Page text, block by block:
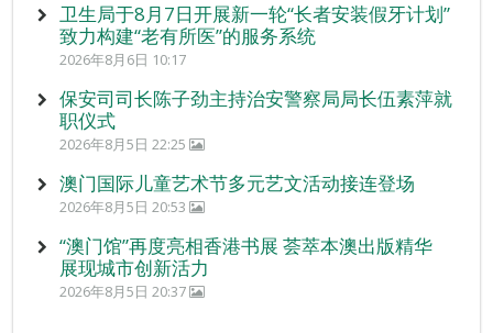
卫生局于8月7日开展新一轮“长者安装假牙计划”
致力构建“老有所医”的服务系统
2026年8月6日 10:17
保安司司长陈子劲主持治安警察局局长伍素萍就
职仪式
2026年8月5日 22:25
澳门国际儿童艺术节多元艺文活动接连登场
2026年8月5日 20:53
“澳门馆”再度亮相香港书展 荟萃本澳出版精华
展现城市创新活力
2026年8月5日 20:37